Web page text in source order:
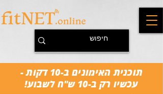
תוכנית האימונים ב-10 דקות -
עכשיו רק ב-10 ש"ח לשבוע!